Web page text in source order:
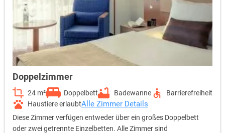
Doppelzimmer
24 m² Doppelbett Badewanne
Barrierefreiheit
Haustiere erlaubtAlle Zimmer Details
Diese Zimmer verfügen entweder über ein großes Doppelbett
oder zwei getrennte Einzelbetten. Alle Zimmer sind